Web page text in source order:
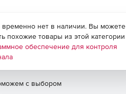
временно нет в наличии. Вы можете
похожие товары из этой категории
обеспечение для контроля
с выбором